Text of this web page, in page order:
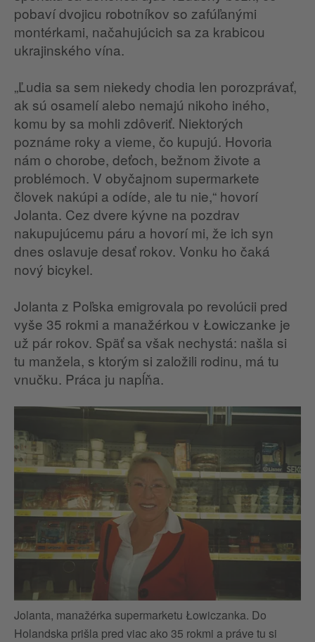
pobaví dvojicu robotníkov so zafúľanými
montérkami, načahujúcich sa za krabicou
ukrajinského vína.
„Ľudia sa sem niekedy chodia len porozprávať,
ak sú osamelí alebo nemajú nikoho iného,
komu by sa mohli zdôveriť. Niektorých
poznáme roky a vieme, čo kupujú. Hovoria
nám o chorobe, deťoch, bežnom živote a
problémoch. V obyčajnom supermarkete
človek nakúpi a odíde, ale tu nie,“ hovorí
Jolanta. Cez dvere kývne na pozdrav
nakupujúcemu páru a hovorí mi, že ich syn
dnes oslavuje desať rokov. Vonku ho čaká
nový bicykel.
Jolanta z Poľska emigrovala po revolúcii pred
vyše 35 rokmi a manažérkou v Łowiczanke je
už pár rokov. Späť sa však nechystá: našla si
tu manžela, s ktorým si založili rodinu, má tu
vnučku. Práca ju napĺňa.
Jolanta, manažérka supermarketu Łowiczanka. Do
Holandska prišla pred viac ako 35 rokmi a práve tu si